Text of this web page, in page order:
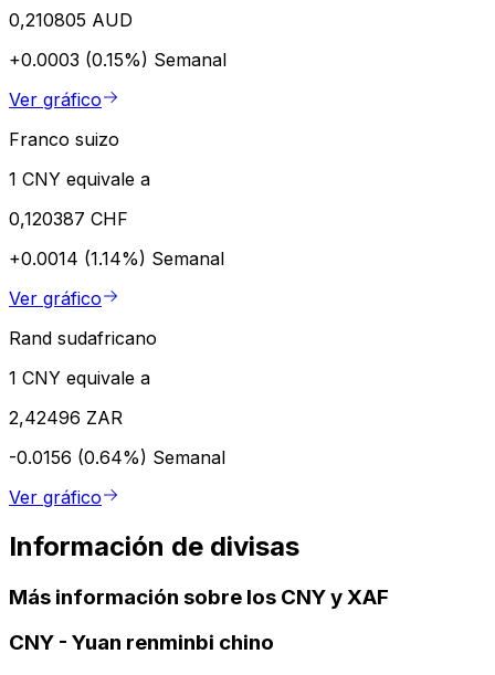
0,210805 AUD
+0.0003 (0.15%) Semanal
Ver gráfico
Franco suizo
1 CNY equivale a
0,120387 CHF
+0.0014 (1.14%) Semanal
Ver gráfico
Rand sudafricano
1 CNY equivale a
2,42496 ZAR
-0.0156 (0.64%) Semanal
Ver gráfico
Información de divisas
Más información sobre los CNY y XAF
CNY - Yuan renminbi chino